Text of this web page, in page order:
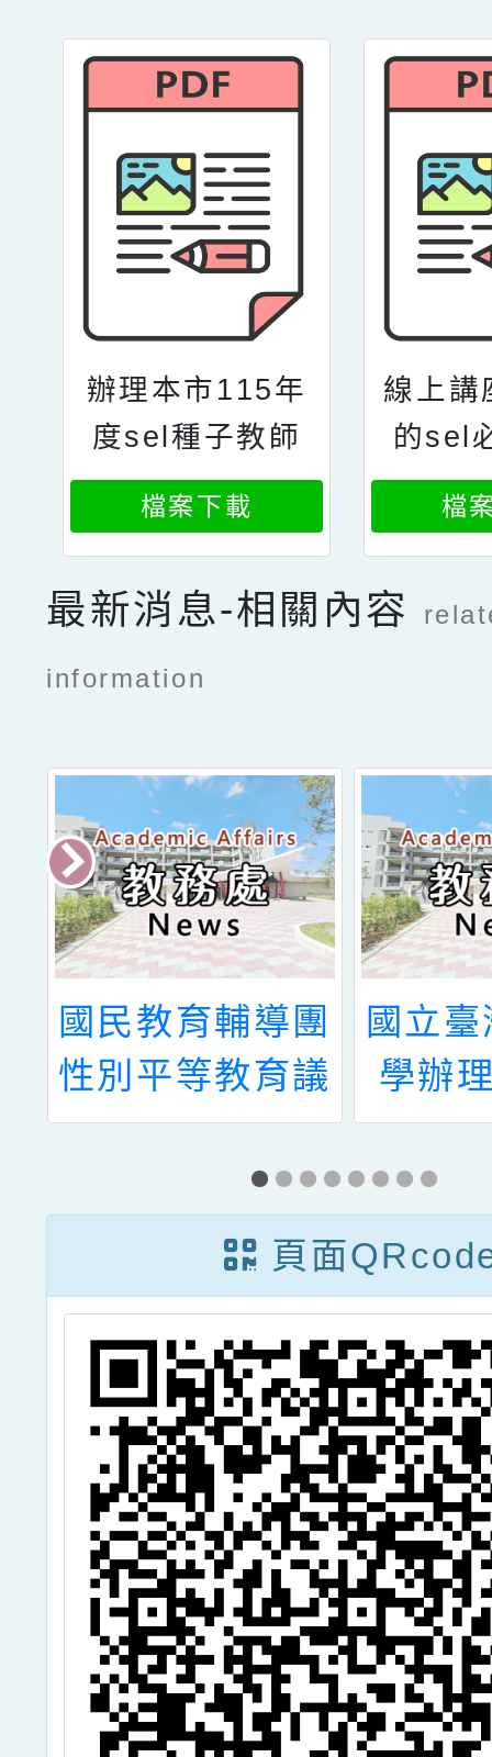
辦理本市115年
度sel種子教師
基礎培訓工作坊
bestme課程表
檔案下載
線上講
的sel
何先安
安
檔
最新消息-相關內容
information
國民教育輔導團
性別平等教育議
題輔導小組辦理
「114學年度第
1學期到校輔導
（國小場）」研
習
國立
學辦
年國
匹亞
營」
頁面